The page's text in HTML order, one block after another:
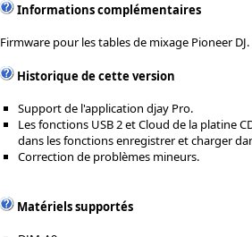
Informations complémentaires
Firmware pour les tables de mixage Pioneer DJ.
Historique de cette version
Support de l'application djay Pro.
Les fonctions USB 2 et Cloud de la platine
dans les fonctions enregistrer et charger
Correction de problèmes mineurs.
Matériels supportés